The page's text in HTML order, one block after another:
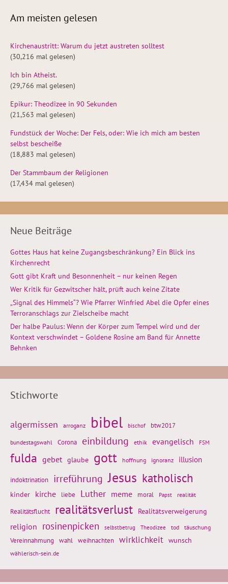
Am meisten gelesen
Kirchenaustritt: Warum du jetzt austreten solltest
(30,216 mal gelesen)
Ich bin Atheist.
(29,766 mal gelesen)
Epikur: Theodizee in 90 Sekunden
(21,563 mal gelesen)
Fundstück der Woche: Der Fels, oder: Wie ich mich am besten
selbst bescheiße
(18,883 mal gelesen)
Der Stammbaum der Religionen
(17,434 mal gelesen)
Neue Beiträge
Gottes Haus hat keine Zugangsbeschränkung? Ein Blick ins
Kirchenrecht
Gott gibt Kraft und Besonnenheit – nur keinen Regen
Wer Kritik für Gezwitscher hält, prüft auch keine Zitate
„Signal des Himmels“? Wie Pfarrer Winfried Abel die Opfer eines
Terroranschlags zur Zielscheibe macht
Der halbe Paulus: Wenn der Körper zum Tempel wird und der
Kontext verschwindet – Goldene Rosine am Band für Annette
Behnken
Stichworte
algermissen arroganz bibel bischof btw2017
bundestagswahl Corona einbildung ethik evangelisch FSM
fulda gebet glaube gott hoffnung ignoranz illusion
indoktrination irreführung Jesus katholisch
kinder kirche liebe Luther meme moral Papst realität
Realitätsflucht realitätsverlust Realitätsverweigerung
religion rosinenpicken selbstbetrug Theodizee tod täuschung
Vereinnahmung wahl weihnachten wirklichkeit wunsch
wählerisch-sein.de